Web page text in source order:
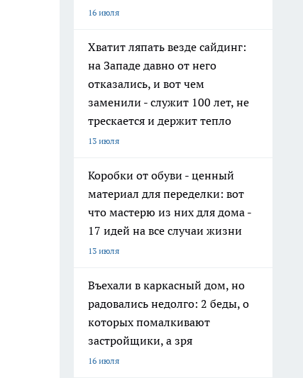
16 июля
Хватит ляпать везде сайдинг:
на Западе давно от него
отказались, и вот чем
заменили - служит 100 лет, не
трескается и держит тепло
13 июля
Коробки от обуви - ценный
материал для переделки: вот
что мастерю из них для дома -
17 идей на все случаи жизни
13 июля
Въехали в каркасный дом, но
радовались недолго: 2 беды, о
которых помалкивают
застройщики, а зря
16 июля